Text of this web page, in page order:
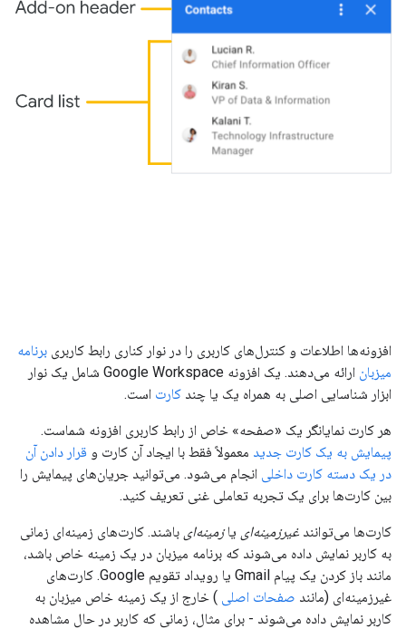
افزونه‌ها اطلاعات و کنترل‌های کاربری را در نوار کناری رابط کاربری برنامه
میزبان
ارائه می‌دهند. یک افزونه Google Workspace شامل یک نوار
ابزار شناسایی اصلی به همراه یک یا چند کارت است.
هر کارت نمایانگر یک «صفحه» خاص از رابط کاربری افزونه شماست.
پیمایش به یک کارت جدید معمولاً فقط با ایجاد آن کارت و قرار دادن آن
در یک دسته کارت داخلی انجام می‌شود. می‌توانید جریان‌های پیمایش را
بین کارت‌ها برای یک تجربه تعاملی غنی تعریف کنید.
کارت‌ها می‌توانند غیرزمینه‌ای یازمینه‌ای باشند. کارت‌های زمینه‌ای زمانی
به کاربر نمایش داده می‌شوند که برنامه میزبان در یک زمینه خاص باشد،
مانند باز کردن یک پیام Gmail یا رویداد تقویم Google. کارت‌های
غیرزمینه‌ای (مانند صفحات اصلی ) خارج از یک زمینه خاص میزبان به
کاربر نمایش داده می‌شوند - برای مثال، زمانی که کاربر در حال مشاهده